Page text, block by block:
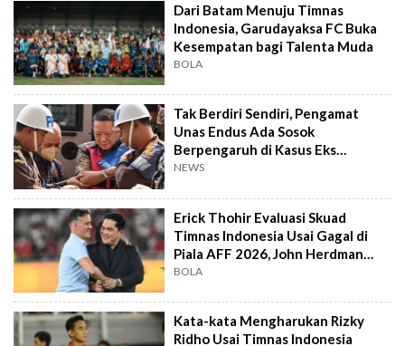
Dari Batam Menuju Timnas
Indonesia, Garudayaksa FC Buka
Kesempatan bagi Talenta Muda
BOLA
Tak Berdiri Sendiri, Pengamat
Unas Endus Ada Sosok
Berpengaruh di Kasus Eks
Jampidsus
NEWS
Erick Thohir Evaluasi Skuad
Timnas Indonesia Usai Gagal di
Piala AFF 2026, John Herdman
Out?
BOLA
Kata-kata Mengharukan Rizky
Ridho Usai Timnas Indonesia